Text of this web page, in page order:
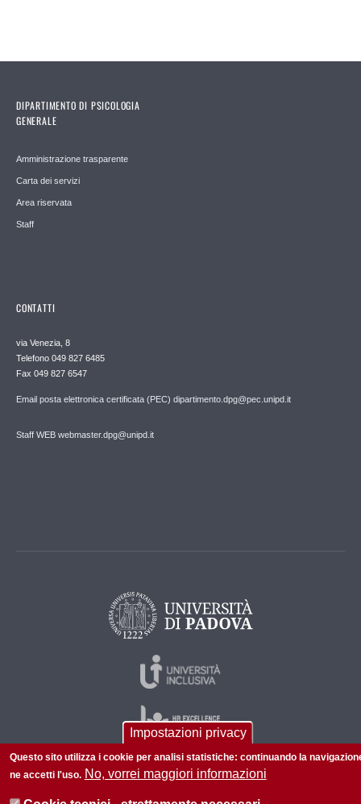
DIPARTIMENTO DI PSICOLOGIA
GENERALE
Amministrazione trasparente
Carta dei servizi
Area riservata
Staff
CONTATTI
via Venezia, 8
Telefono 049 827 6485
Fax 049 827 6547
Email posta elettronica certificata (PEC) dipartimento.dpg@pec.unipd.it
Staff WEB webmaster.dpg@unipd.it
Impostazioni privacy
Questo sito utilizza i cookie per analisi statistiche: continuando la
ne accetti l'uso. No, vorrei maggiori informazioni